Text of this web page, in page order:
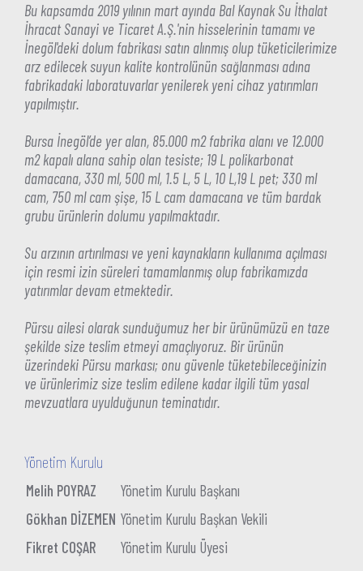
Bu kapsamda 2019 yılının mart ayında Bal Kaynak Su İthalat
İhracat Sanayi ve Ticaret A.Ş.'nin hisselerinin tamamı ve
İnegöl'deki dolum fabrikası satın alınmış olup tüketicilerimize
arz edilecek suyun kalite kontrolünün sağlanması adına
fabrikadaki laboratuvarlar yenilerek yeni cihaz yatırımları
yapılmıştır.
Bursa İnegöl’de yer alan, 85.000 m2 fabrika alanı ve 12.000
m2 kapalı alana sahip olan tesiste; 19 L polikarbonat
damacana, 330 ml, 500 ml, 1.5 L, 5 L, 10 L,19 L pet; 330 ml
cam, 750 ml cam şişe, 15 L cam damacana ve tüm bardak
grubu ürünlerin dolumu yapılmaktadır.
Su arzının artırılması ve yeni kaynakların kullanıma açılması
için resmi izin süreleri tamamlanmış olup fabrikamızda
yatırımlar devam etmektedir.
Pürsu ailesi olarak sunduğumuz her bir ürünümüzü en taze
şekilde size teslim etmeyi amaçlıyoruz. Bir ürünün
üzerindeki Pürsu markası; onu güvenle tüketebileceğinizin
ve ürünlerimiz size teslim edilene kadar ilgili tüm yasal
mevzuatlara uyulduğunun teminatıdır.
Yönetim Kurulu
Melih POYRAZ
Yönetim Kurulu Başkanı
Gökhan DİZEMEN Yönetim Kurulu Başkan Vekili
Fikret COŞAR
Yönetim Kurulu Üyesi